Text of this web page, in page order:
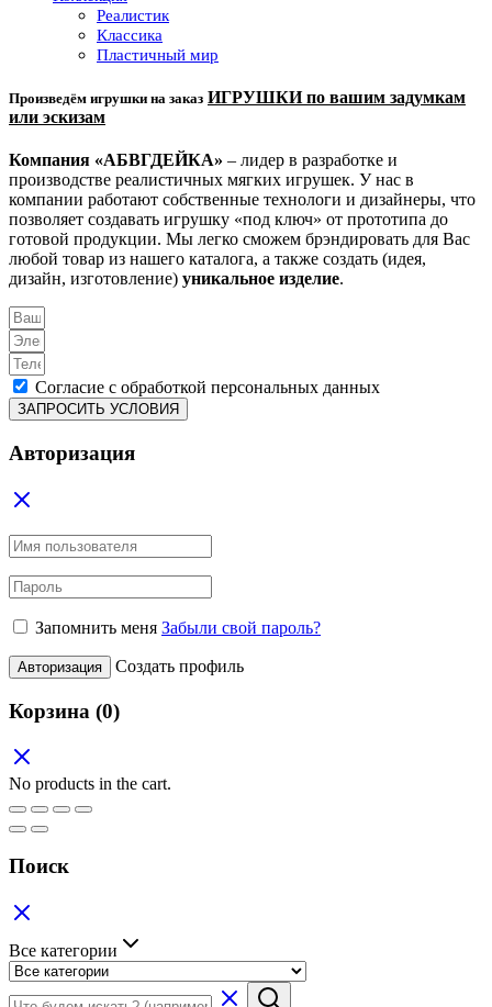
Реалистик
Классика
Пластичный мир
Произведём игрушки на заказ ИГРУШКИ по вашим задумкам
или эскизам
Компания «АБВГДЕЙКА» – лидер в разработке и
производстве реалистичных мягких игрушек. У нас в
компании работают собственные технологи и дизайнеры, что
позволяет создавать игрушку «под ключ» от прототипа до
готовой продукции. Мы легко сможем брэндировать для Вас
любой товар из нашего каталога, а также создать (идея,
дизайн, изготовление) уникальное изделие.
Согласие с обработкой персональных данных
ЗАПРОСИТЬ УСЛОВИЯ
Авторизация
Запомнить меня Забыли свой пароль?
Авторизация Создать профиль
Корзина (0)
No products in the cart.
Поиск
Все категории